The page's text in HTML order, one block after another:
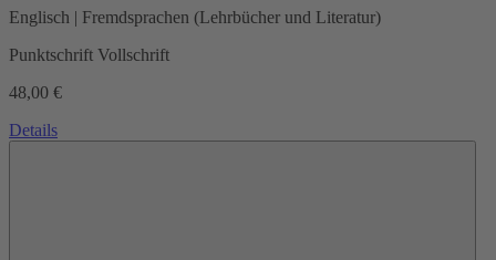
Englisch | Fremdsprachen (Lehrbücher und Literatur)
Punktschrift Vollschrift
48,00 €
Details